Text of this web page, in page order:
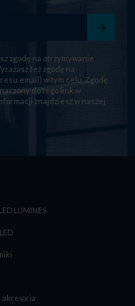
zgodę na otrzymywanie
też zgodę na
email) w tym celu. Zgodę
do tego link w
znajdziesz w naszej
LUMINES
akcesoria